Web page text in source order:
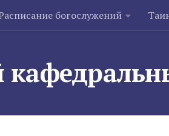
богослужений